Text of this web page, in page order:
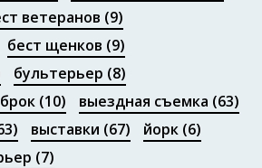
ветеранов (9)
бест щенков (9)
бультерьер (8)
(10) выездная съемка (63)
выставки (67) йорк (6)
(7)